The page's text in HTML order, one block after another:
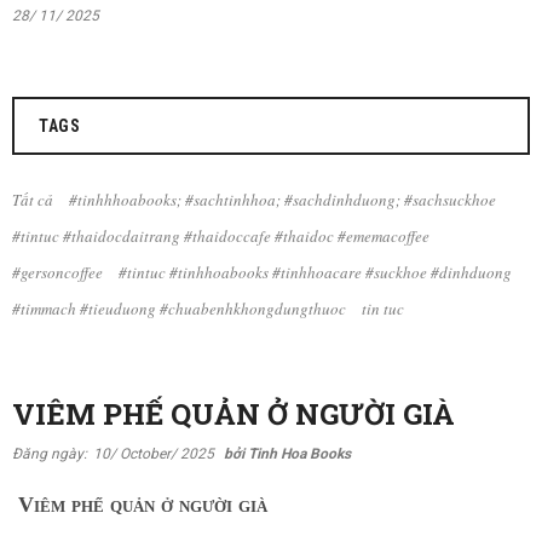
28/ 11/ 2025
TAGS
Tất cả
#tinhhhoabooks; #sachtinhhoa; #sachdinhduong; #sachsuckhoe
#tintuc #thaidocdaitrang #thaidoccafe #thaidoc #ememacoffee
#gersoncoffee
#tintuc #tinhhoabooks #tinhhoacare #suckhoe #dinhduong
#timmach #tieuduong #chuabenhkhongdungthuoc
tin tuc
VIÊM PHẾ QUẢN Ở NGƯỜI GIÀ
Đăng ngày: 10/ October/ 2025 bởi Tinh Hoa Books
Viêm phế quản ở người già